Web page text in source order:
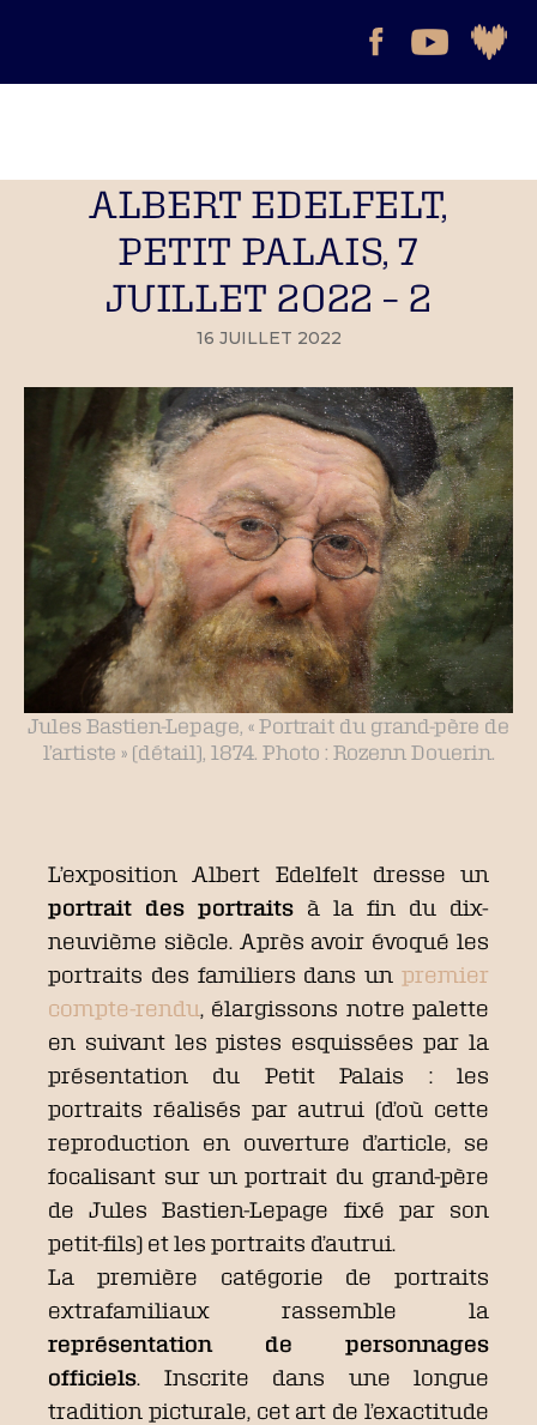
ALBERT EDELFELT,
PETIT PALAIS, 7
JUILLET 2022 – 2
16 JUILLET 2022
Jules Bastien-Lepage, « Portrait du grand-père de
l’artiste » (détail), 1874. Photo : Rozenn Douerin.
L’exposition Albert Edelfelt dresse un
portrait des portraits à la fin du dix-
neuvième siècle. Après avoir évoqué les
portraits des familiers dans un premier
compte-rendu, élargissons notre palette
en suivant les pistes esquissées par la
présentation du Petit Palais : les
portraits réalisés par autrui (d’où cette
reproduction en ouverture d’article, se
focalisant sur un portrait du grand-père
de Jules Bastien-Lepage fixé par son
petit-fils) et les portraits d’autrui.
La première catégorie de portraits
extrafamiliaux rassemble la
représentation de personnages
officiels. Inscrite dans une longue
tradition picturale, cet art de l’exactitude